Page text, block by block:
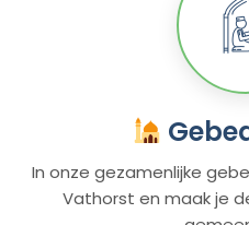
In onze gezamenlijke
Vathorst en maak je